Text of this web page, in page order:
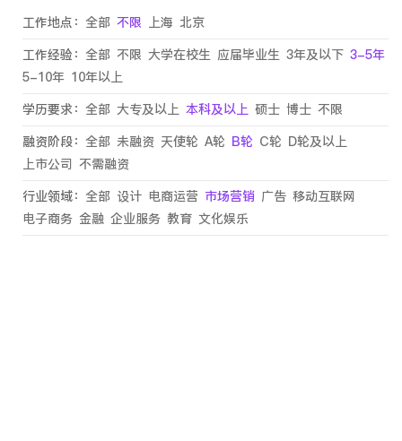
工作地点： 全部 不限 上海 北京
工作经验： 全部 不限 大学在校生 应届毕业生 3年及以下 3-5年
5-10年 10年以上
学历要求： 全部 大专及以上 本科及以上 硕士 博士 不限
融资阶段： 全部 未融资 天使轮 A轮 B轮 C轮 D轮及以上
上市公司 不需融资
行业领域： 全部 设计 电商运营 市场营销 广告 移动互联网
电子商务 金融 企业服务 教育 文化娱乐